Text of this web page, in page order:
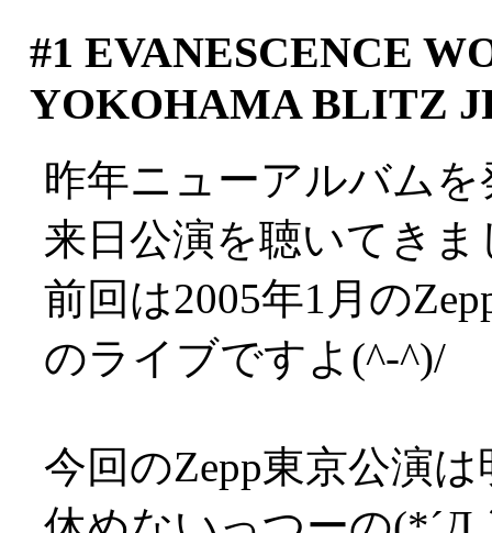
#1 EVANESCENCE
YOKOHAMA BLITZ
昨年ニューアルバム
来日公演を聴いてきま
前回は2005年1月の
のライブですよ(^-^)/
今回のZepp東京公演